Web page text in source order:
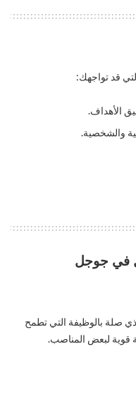
قد تواجهك:
الأهداف.
والشخصية.
في جوجل
صلة بالوظيفة التي تطمح
قوية لبعض المناصب.